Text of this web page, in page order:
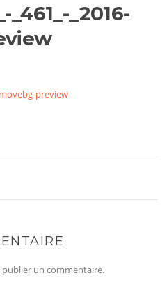
_2016-
un commentaire.